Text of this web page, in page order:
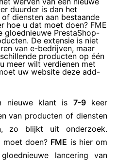
werven van een nieuwe
duurder is dan het
diensten aan bestaande
hoe u dat moet doen? FME
gloednieuwe PrestaShop-
De extensie is niet
van e-bedrijven, maar
producten op één
meer wilt verdienen met
uw website deze add-
nieuwe klant is 7-9keer
van producten of diensten
zo blijkt uit onderzoek.
doen? FME is hier om
lancering van